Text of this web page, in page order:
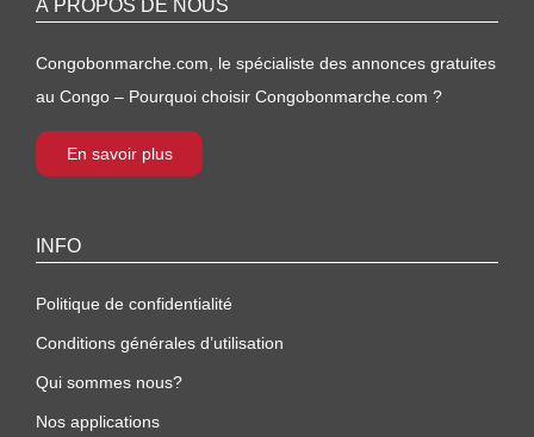
À PROPOS DE NOUS
Congobonmarche.com, le spécialiste des annonces gratuites
au Congo – Pourquoi choisir Congobonmarche.com ?
En savoir plus
INFO
Politique de confidentialité
Conditions générales d’utilisation
Qui sommes nous?
Nos applications